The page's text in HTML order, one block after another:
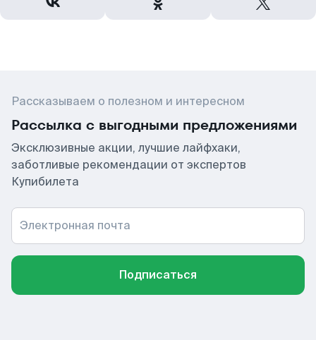
Рассказываем о полезном и интересном
Рассылка с выгодными предложениями
Эксклюзивные акции, лучшие лайфхаки,
заботливые рекомендации от экспертов
Купибилета
Электронная почта
Подписаться